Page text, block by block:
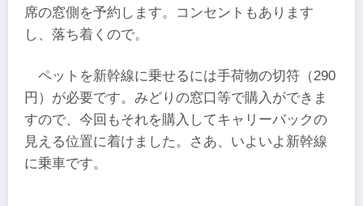
席の窓側を予約します。コンセントもあります
し、落ち着くので。
ペットを新幹線に乗せるには手荷物の切符（290
円）が必要です。みどりの窓口等で購入ができま
すので、今回もそれを購入してキャリーバックの
見える位置に着けました。さあ、いよいよ新幹線
に乗車です。